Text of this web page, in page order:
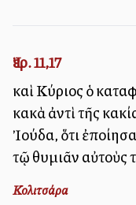
Ἰερ. 11,17
καὶ Κύριος ὁ
κακὰ ἀντὶ τῆς
Ἰούδα, ὅτι
τῷ θυμιᾶν αὐτοὺς
Κολιτσάρα